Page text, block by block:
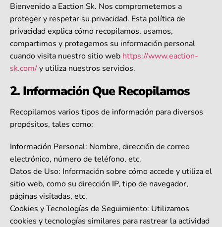
Bienvenido a Eaction Sk. Nos comprometemos a
proteger y respetar su privacidad. Esta política de
privacidad explica cómo recopilamos, usamos,
compartimos y protegemos su información personal
cuando visita nuestro sitio web https://www.eaction-
sk.com/y utiliza nuestros servicios.
2. Información Que Recopilamos
Recopilamos varios tipos de información para diversos
propósitos, tales como:
Información Personal: Nombre, dirección de correo
electrónico, número de teléfono, etc.
Datos de Uso: Información sobre cómo accede y utiliza el
sitio web, como su dirección IP, tipo de navegador,
páginas visitadas, etc.
Cookies y Tecnologías de Seguimiento: Utilizamos
cookies y tecnologías similares para rastrear la actividad